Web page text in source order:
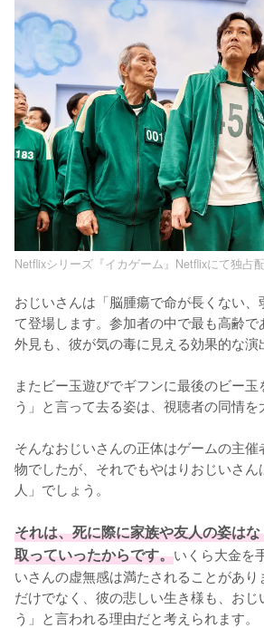
Netflixシリーズ『イカゲーム』Netflixにて独占
おじいさんは「脳腫瘍で命が長くない、
て登場します。参加者の中で最も高齢で
外見も、彼が気の毒に見える効果的な演
またビー玉遊びでギフンに最後のビー玉
う」と言って去る姿は、視聴者の同情を
そんなおじいさんの正体はゲームの主催
物でしたが、それでもやはりおじいさん
人」でしょう。
それは、死に際に家族や友人の姿は
取っていったからです。いくら大金を
いさんの虚無感は満たされることがあ
だけでなく、彼の悲しい生き様も、お
う」と言われる理由だと考えられます。